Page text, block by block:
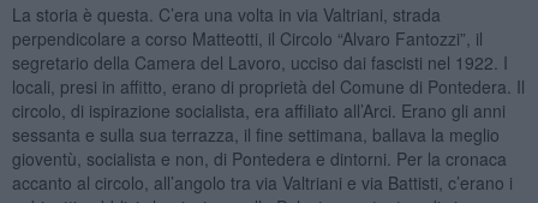
La storia è questa. C’era una volta in via Valtriani, strada
perpendicolare a corso Matteotti, il Circolo “Alvaro Fantozzi”, il
segretario della Camera del Lavoro, ucciso dai fascisti nel 1922. I
locali, presi in affitto, erano di proprietà del Comune di Pontedera. Il
circolo, di ispirazione socialista, era affiliato all’Arci. Erano gli anni
sessanta e sulla sua terrazza, il fine settimana, ballava la meglio
gioventù, socialista e non, di Pontedera e dintorni. Per la cronaca
accanto al circolo, all’angolo tra via Valtriani e via Battisti, c’erano i